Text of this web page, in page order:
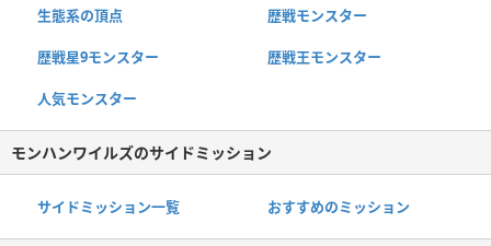
生態系の頂点 歴戦モンスター
歴戦星9モンスター 歴戦王モンスター
人気モンスター
モンハンワイルズのサイドミッション
サイドミッション一覧 おすすめのミッション